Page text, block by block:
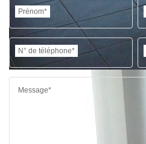
Prénom*
N° de téléphone*
Message*